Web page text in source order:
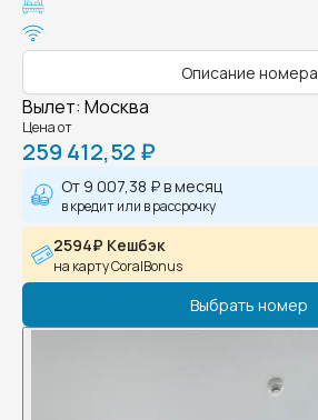
Описание номера
Вылет: Москва
Цена от
259 412,52 ₽
От 9 007,38 ₽в месяц
в кредит или в рассрочку
2594₽ Кешбэк
на карту CoralBonus
Выбрать номер